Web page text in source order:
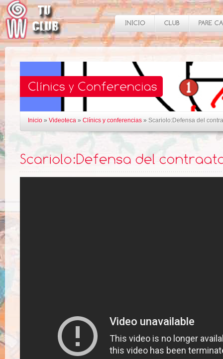
Inicio » Videoteca » Clínics y conferencias » Scariolo:Defensa del